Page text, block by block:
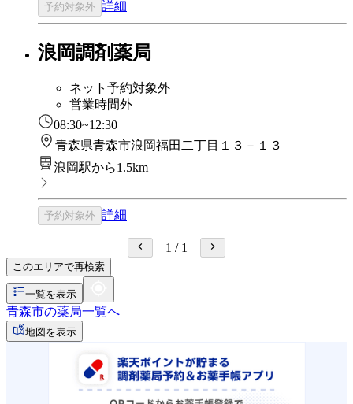
予約対象外 詳細
浪岡調剤薬局
ネット予約対象外
営業時間外
08:30~12:30
青森県青森市浪岡福田二丁目１３－１３
浪岡駅から1.5km
予約対象外 詳細
1 / 1
このエリアで再検索
一覧を表示
青森市の薬局一覧へ
地図を表示